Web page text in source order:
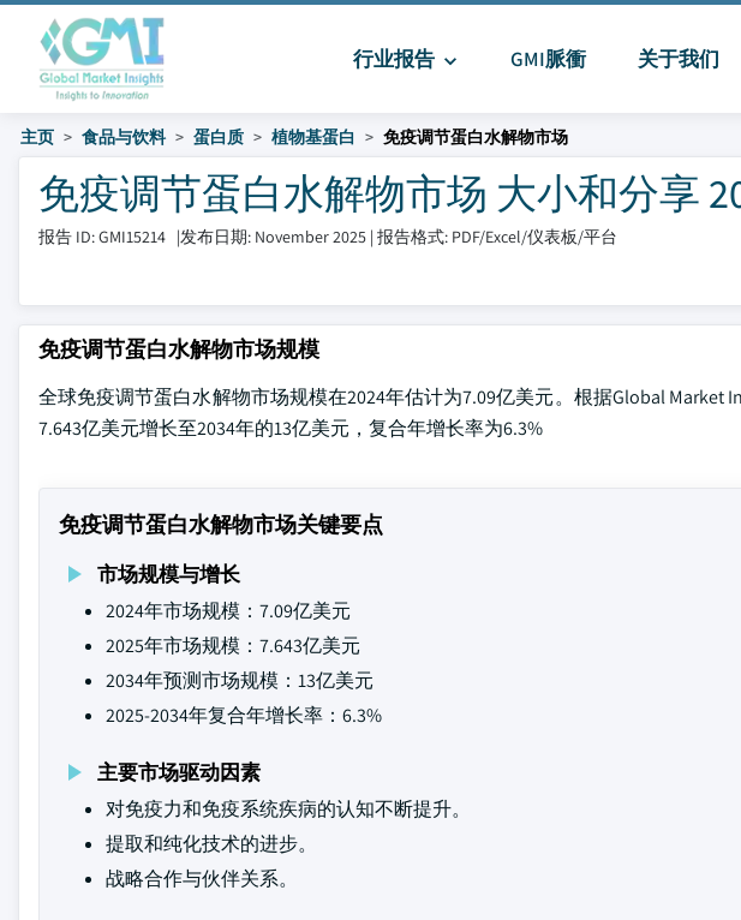
行业报告 GMI脈衝 关于我们
主页 食品与饮料 蛋白质 植物基蛋白 免疫调节蛋白水解物市场
免疫调节蛋白水解物市场 大小和分享
报告 ID: GMI15214 |发布日期: November 2025 | 报告格式: PDF/Excel/仪表板/平台
免疫调节蛋白水解物市场规模
全球免疫调节蛋白水解物市场规模在2024年估计为7.09亿美元。根据Global Market
7.643亿美元增长至2034年的13亿美元，复合年增长率为6.3%
免疫调节蛋白水解物市场关键要点
市场规模与增长
2024年市场规模：7.09亿美元
2025年市场规模：7.643亿美元
2034年预测市场规模：13亿美元
2025-2034年复合年增长率：6.3%
主要市场驱动因素
对免疫力和免疫系统疾病的认知不断提升。
提取和纯化技术的进步。
战略合作与伙伴关系。